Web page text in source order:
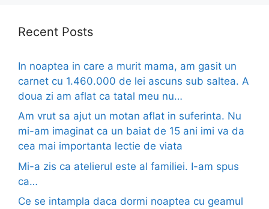
Recent Posts
In noaptea in care a murit mama, am gasit un
carnet cu 1.460.000 de lei ascuns sub saltea. A
doua zi am aflat ca tatal meu nu…
Am vrut sa ajut un motan aflat in suferinta. Nu
mi-am imaginat ca un baiat de 15 ani imi va da
cea mai importanta lectie de viata
Mi-a zis ca atelierul este al familiei. I-am spus
ca…
Ce se intampla daca dormi noaptea cu geamul